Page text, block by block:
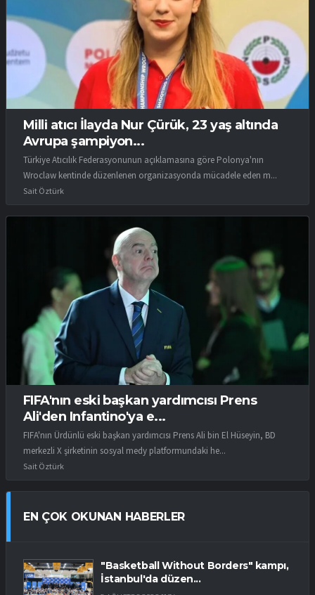
Milli atıcı İlayda Nur Çürük, 23 yaş altında
Avrupa şampiyon...
Türkiye Atıcılık Federasyonunun açıklamasına göre Polonya'nın
Wroclaw kentinde düzenlenen organizasyonda mücadele eden m...
Sait Öztürk
FIFA'nın eski başkan yardımcısı Prens
Ali'den Infantino'ya e...
FIFA'nın Ürdünlü eski başkan yardımcısı Prens Ali bin El Hüseyin, BD
merkezli X şirketinin sosyal medy platformundaki he...
Sait Öztürk
EN ÇOK OKUNAN HABERLER
"Basketball Without Borders" kampı,
İstanbul'da düzen...